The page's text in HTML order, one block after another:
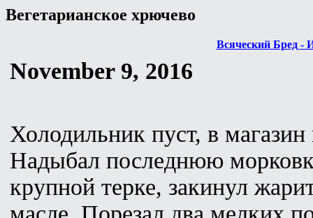
Вегетарианское хрючево
Всяческий Бред -
November 9, 2016
Холодильник пуст, в магазин
Надыбал последнюю
крупной терке, закинул